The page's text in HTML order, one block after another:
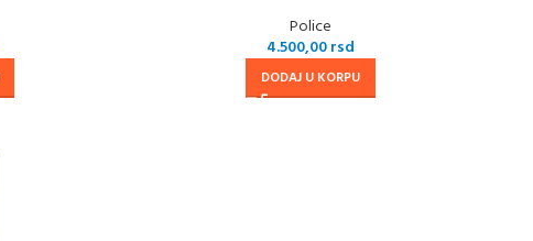
Police
4.500,00rsd
DODAJ U KORPU